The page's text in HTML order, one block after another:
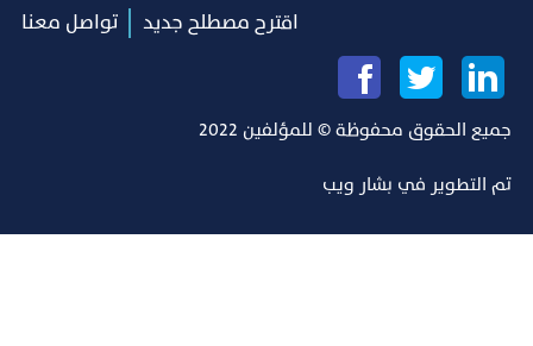
اقترح مصطلح جديد
تواصل معنا
جميع الحقوق محفوظة © للمؤلفين 2022
تم التطوير في بشار ويب